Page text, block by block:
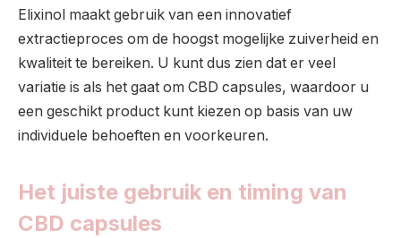
Elixinol maakt gebruik van een innovatief
extractieproces om de hoogst mogelijke zuiverheid en
kwaliteit te bereiken. U kunt dus zien dat er veel
variatie is als het gaat om CBD capsules, waardoor u
een geschikt product kunt kiezen op basis van uw
individuele behoeften en voorkeuren.
Het juiste gebruik en timing van
CBD capsules